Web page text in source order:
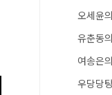
오세윤
유춘동
여송은
우당당